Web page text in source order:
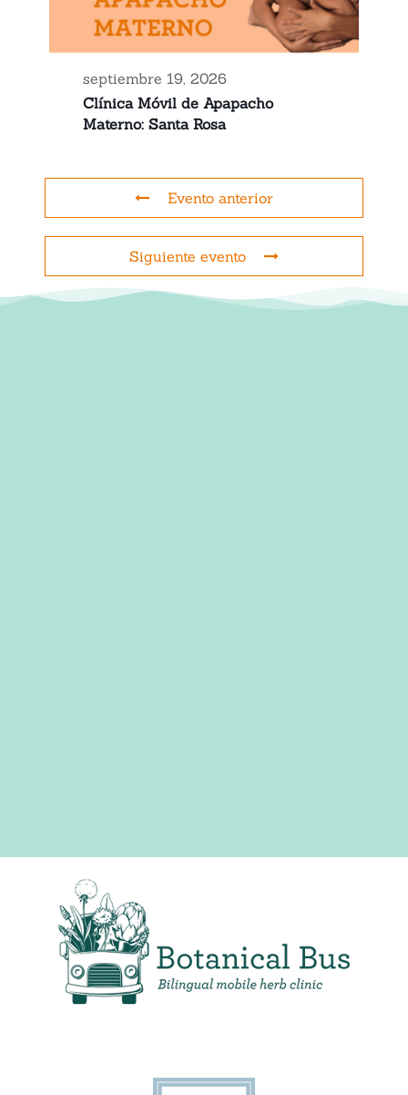
septiembre 19, 2026
Clínica Móvil de Apapacho
Materno: Santa Rosa
Evento anterior
Siguiente evento